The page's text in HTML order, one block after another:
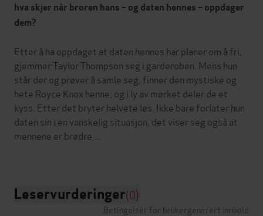
hva skjer når broren hans – og daten hennes – oppdager
dem?
Etter å ha oppdaget at daten hennes har planer om å fri,
gjemmer Taylor Thompson seg i garderoben. Mens hun
står der og prøver å samle seg, finner den mystiske og
hete Royce Knox henne, og i ly av mørket deler de et
kyss. Etter det bryter helvete løs. Ikke bare forlater hun
daten sin i en vanskelig situasjon, det viser seg også at
mennene er brødre ...
Leservurderinger(0)
Betingelser for brukergenerert innhold